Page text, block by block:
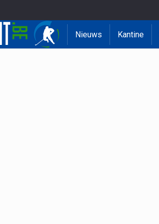
Nieuws Kantine